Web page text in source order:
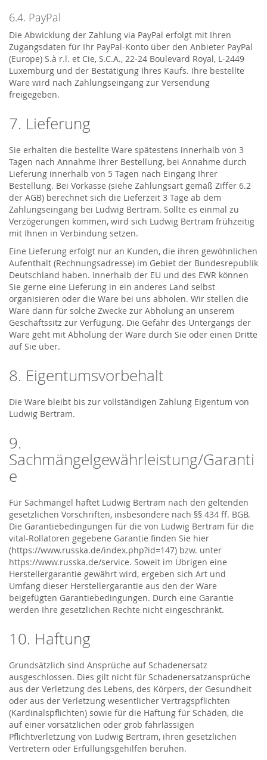
6.4. PayPal
Die Abwicklung der Zahlung via PayPal erfolgt mit Ihren
Zugangsdaten für Ihr PayPal-Konto über den Anbieter PayPal
(Europe) S.à r.l. et Cie, S.C.A., 22-24 Boulevard Royal, L-2449
Luxemburg und der Bestätigung Ihres Kaufs. Ihre bestellte
Ware wird nach Zahlungseingang zur Versendung
freigegeben.
7. Lieferung
Sie erhalten die bestellte Ware spätestens innerhalb von 3
Tagen nach Annahme Ihrer Bestellung, bei Annahme durch
Lieferung innerhalb von 5 Tagen nach Eingang Ihrer
Bestellung. Bei Vorkasse (siehe Zahlungsart gemäß Ziffer 6.2
der AGB) berechnet sich die Lieferzeit 3 Tage ab dem
Zahlungseingang bei Ludwig Bertram. Sollte es einmal zu
Verzögerungen kommen, wird sich Ludwig Bertram frühzeitig
mit Ihnen in Verbindung setzen.
Eine Lieferung erfolgt nur an Kunden, die ihren gewöhnlichen
Aufenthalt (Rechnungsadresse) im Gebiet der Bundesrepublik
Deutschland haben. Innerhalb der EU und des EWR können
Sie gerne eine Lieferung in ein anderes Land selbst
organisieren oder die Ware bei uns abholen. Wir stellen die
Ware dann für solche Zwecke zur Abholung an unserem
Geschäftssitz zur Verfügung. Die Gefahr des Untergangs der
Ware geht mit Abholung der Ware durch Sie oder einen Dritte
auf Sie über.
8. Eigentumsvorbehalt
Die Ware bleibt bis zur vollständigen Zahlung Eigentum von
Ludwig Bertram.
9.
Sachmängelgewährleistung/Garanti
e
Für Sachmängel haftet Ludwig Bertram nach den geltenden
gesetzlichen Vorschriften, insbesondere nach §§ 434 ff. BGB.
Die Garantiebedingungen für die von Ludwig Bertram für die
vital-Rollatoren gegebene Garantie finden Sie hier
(https://www.russka.de/index.php?id=147) bzw. unter
https://www.russka.de/service. Soweit im Übrigen eine
Herstellergarantie gewährt wird, ergeben sich Art und
Umfang dieser Herstellergarantie aus den der Ware
beigefügten Garantiebedingungen. Durch eine Garantie
werden Ihre gesetzlichen Rechte nicht eingeschränkt.
10. Haftung
Grundsätzlich sind Ansprüche auf Schadenersatz
ausgeschlossen. Dies gilt nicht für Schadenersatzansprüche
aus der Verletzung des Lebens, des Körpers, der Gesundheit
oder aus der Verletzung wesentlicher Vertragspflichten
(Kardinalspflichten) sowie für die Haftung für Schäden, die
auf einer vorsätzlichen oder grob fahrlässigen
Pflichtverletzung von Ludwig Bertram, ihren gesetzlichen
Vertretern oder Erfüllungsgehilfen beruhen.